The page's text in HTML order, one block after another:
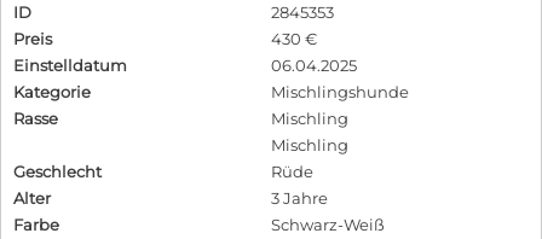
ID
2845353
Preis
430 €
Einstelldatum
06.04.2025
Kategorie
Mischlingshunde
Rasse
Mischling
Mischling
Geschlecht
Rüde
Alter
3 Jahre
Farbe
Schwarz-Weiß